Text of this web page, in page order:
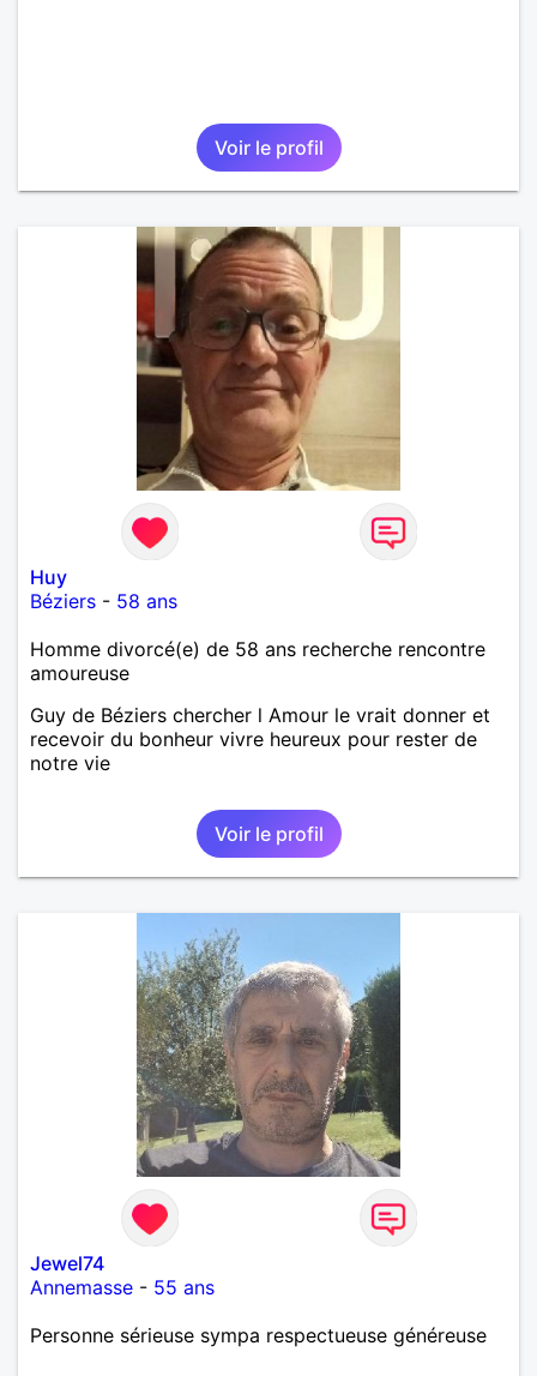
Voir le profil
Huy
Béziers - 58 ans
Homme divorcé(e) de 58 ans recherche rencontre
amoureuse
Guy de Béziers chercher l Amour le vrait donner et
recevoir du bonheur vivre heureux pour rester de
notre vie
Voir le profil
Jewel74
Annemasse - 55 ans
Personne sérieuse sympa respectueuse généreuse